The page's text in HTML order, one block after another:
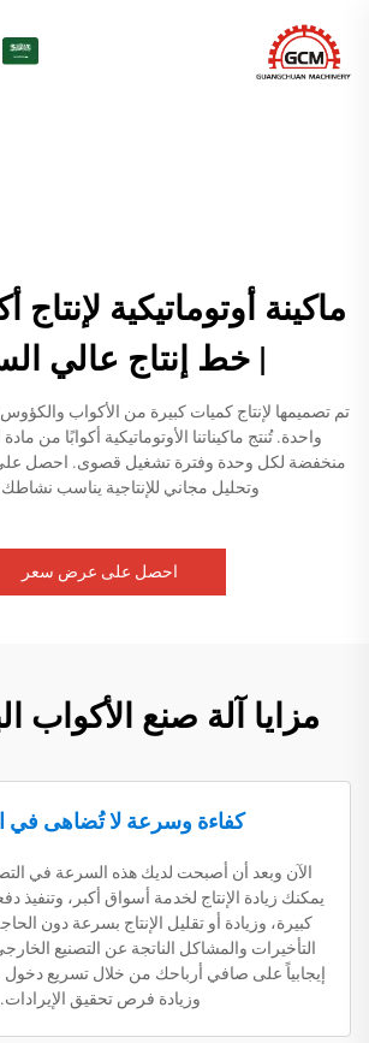
ماكينة أوتوماتيكية
| خط إنتاج عالي
تم تصميمها لإنتاج كميات كبيرة من الأكواب والكؤوس
منخفضة لكل وحدة وفترة تشغيل قصوى.
وتحليل مجاني للإنتاجية يناسب نشاطك
احصل على عرض سعر
مزايا آلة صنع الأكواب
كفاءة وسرعة لا تُضاهى في
الآن وبعد أن أصبحت لديك هذه السرعة في
يمكنك زيادة الإنتاج لخدمة أسواق أكبر، وتنفيذ
كبيرة، وزيادة أو تقليل الإنتاج بسرعة دون
التأخيرات والمشاكل الناتجة عن التصنيع
إيجابياً على صافي أرباحك من خلال تسريع
وزيادة فرص تحقيق الإيرادات.